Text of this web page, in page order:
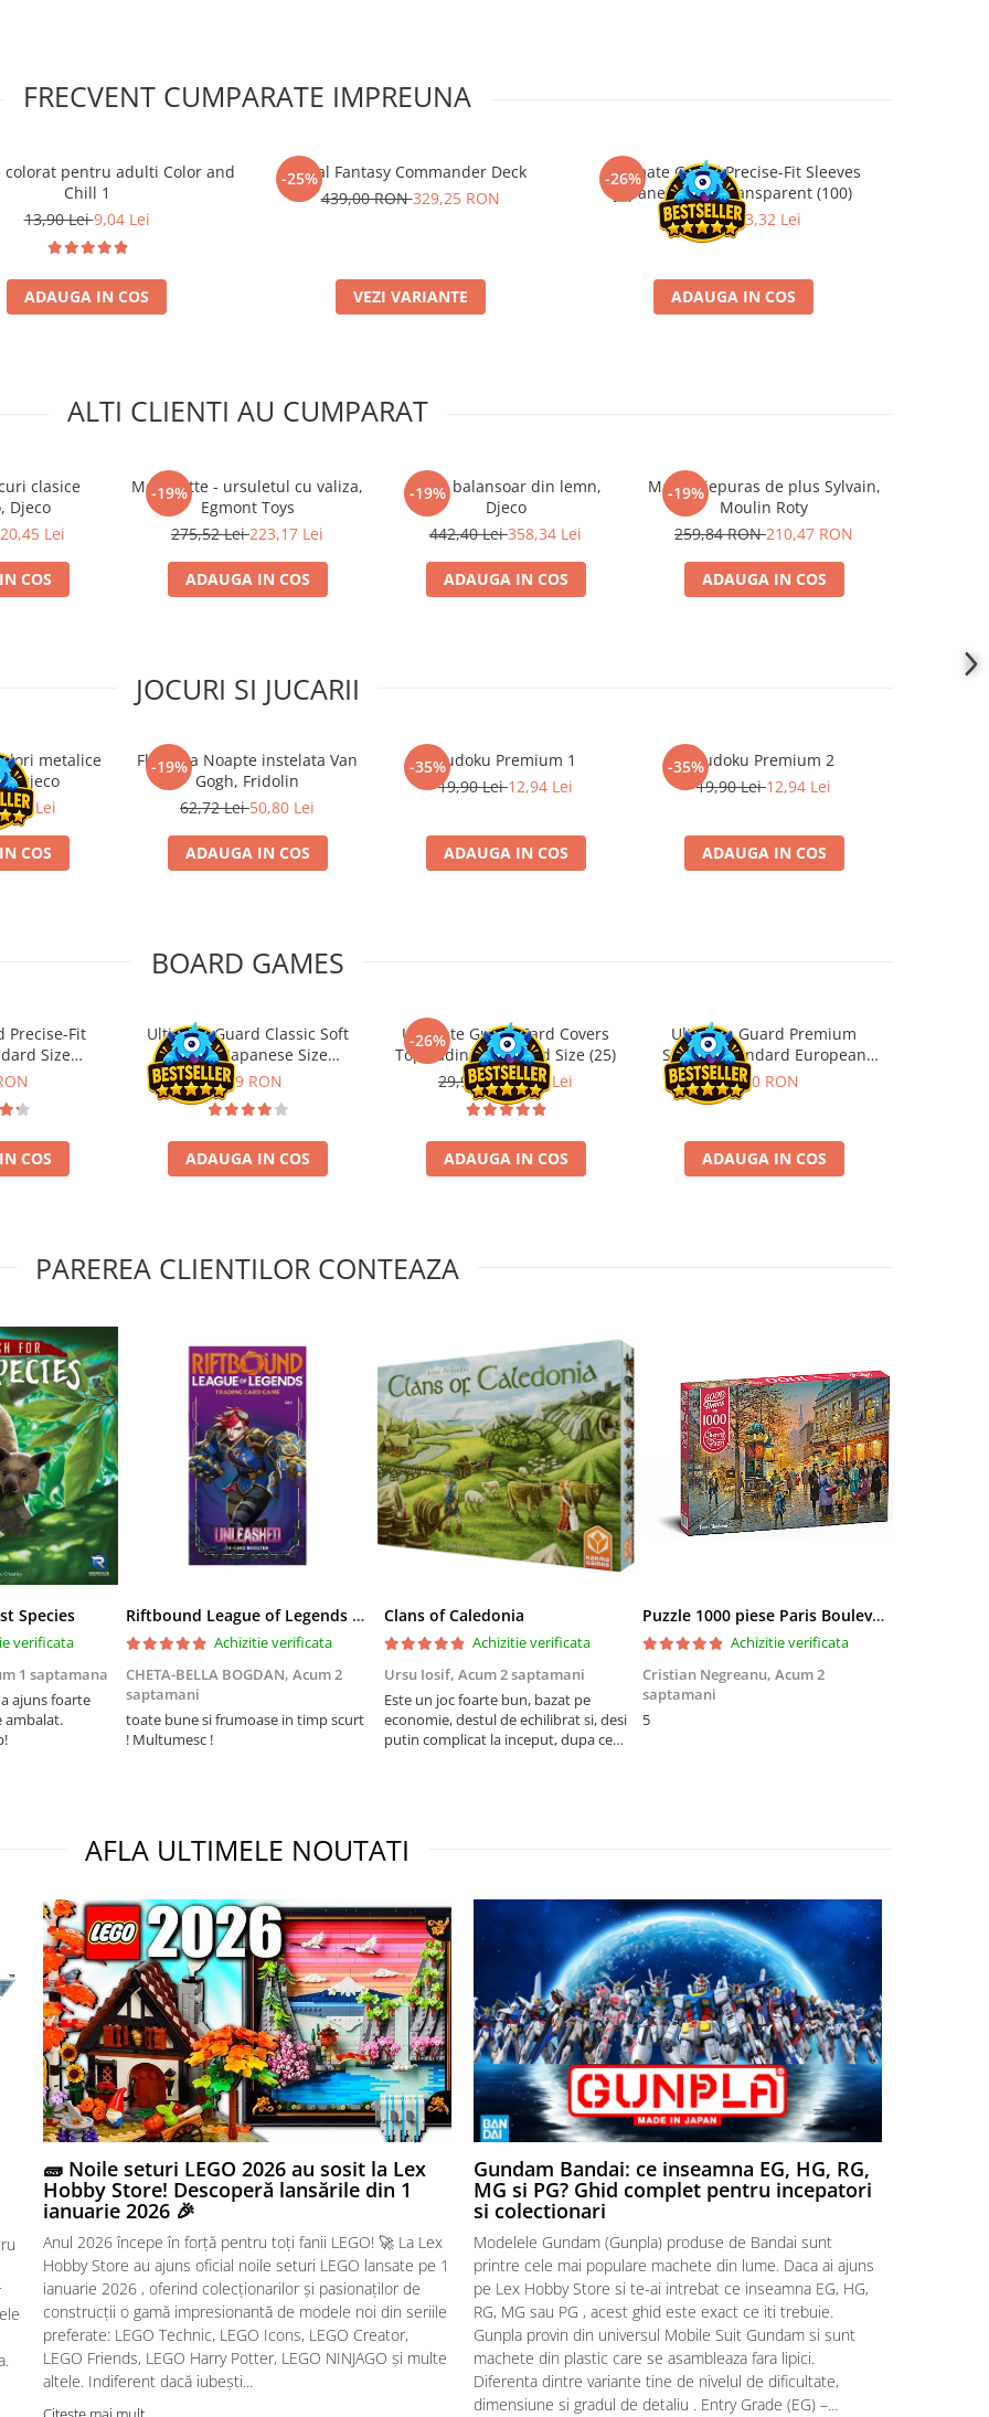
FRECVENT CUMPARATE IMPREUNA
colorat pentru adulti Color and
Chill 1
13,90 Lei9,04 Lei
ADAUGA IN COS
-25%
Final Fantasy Commander Deck
439,00 RON329,25 RON
VEZI VARIANTE
-26%
Ultimate Guard Precise-Fit Sleeves
Japanese Size Transparent (100)
18,00 Lei13,32 Lei
ADAUGA IN COS
ALTI CLIENTI AU CUMPARAT
clasice
Djeco
Lei
COS
-19%
Morrisette - ursuletul cu valiza,
Egmont Toys
275,52 Lei223,17 Lei
ADAUGA IN COS
-19%
Calut balansoar din lemn,
Djeco
442,40 Lei358,34 Lei
ADAUGA IN COS
-19%
Marele iepuras de plus Sylvain,
Moulin Roty
259,84 RON210,47 RON
ADAUGA IN COS
JOCURI SI JUCARII
metalice
Djeco
Lei
COS
-19%
Flasneta Noapte instelata Van
Gogh, Fridolin
62,72 Lei50,80 Lei
ADAUGA IN COS
-35%Sudoku Premium 1
19,90 Lei12,94 Lei
ADAUGA IN COS
-35%Sudoku Premium 2
19,90 Lei12,94 Lei
ADAUGA IN COS
BOARD GAMES
Precise-Fit
Size
(100)
COS
Ultimate Guard Classic Soft
Sleeves Japanese Size
Transparent (100)
9,99 RON
ADAUGA IN COS
-26%
Ultimate Guard Card Covers
Toploading Standard Size (25)
29,90 Lei22,13 Lei
ADAUGA IN COS
Ultimate Guard Premium
Sleeves Standard European
Board Game Size (50)
9,90 RON
ADAUGA IN COS
PAREREA CLIENTILOR CONTEAZA
Species
verificata
1 saptamana
ajuns foarte
ambalat.
Riftbound League of Legends TCG Unleashed Booster Pack 14 Carti
Achizitie verificata
CHETA-BELLA BOGDAN, Acum 2
saptamani
toate bune si frumoase in timp scurt
! Multumesc !
Clans of Caledonia
Achizitie verificata
Ursu Iosif, Acum 2 saptamani
Este un joc foarte bun, bazat pe
economie, destul de echilibrat si, desi
putin complicat la inceput, dupa ce
Puzzle 1000 piese Paris Boulevard 30202 Cherry Pazzi
Achizitie verificata
Cristian Negreanu, Acum 2
saptamani
5
AFLA ULTIMELE NOUTATI
🧱 Noile seturi LEGO 2026 au sosit la Lex
Hobby Store! Descoperă lansările din 1
ianuarie 2026 🎉
Anul 2026 începe în forță pentru toți fanii LEGO! 🚀 La Lex
Hobby Store au ajuns oficial noile seturi LEGO lansate pe 1
ianuarie 2026 , oferind colecționarilor și pasionaților de
construcții o gamă impresionantă de modele noi din seriile
preferate: LEGO Technic, LEGO Icons, LEGO Creator,
LEGO Friends, LEGO Harry Potter, LEGO NINJAGO și multe
altele. Indiferent dacă iubești...
Gundam Bandai: ce inseamna EG, HG, RG,
MG si PG? Ghid complet pentru incepatori
si colectionari
Modelele Gundam (Gunpla) produse de Bandai sunt
printre cele mai populare machete din lume. Daca ai ajuns
pe Lex Hobby Store si te-ai intrebat ce inseamna EG, HG,
RG, MG sau PG , acest ghid este exact ce iti trebuie.
Gunpla provin din universul Mobile Suit Gundam si sunt
machete din plastic care se asambleaza fara lipici.
Diferenta dintre variante tine de nivelul de dificultate,
dimensiune si gradul de detaliu . Entry Grade (EG) –...